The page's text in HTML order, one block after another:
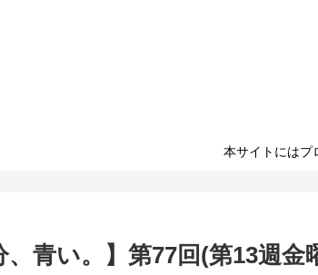
本サイトにはプ
、青い。】第77回(第13週